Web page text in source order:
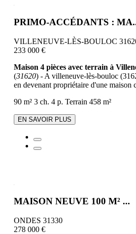
PRIMO-ACCÉDANTS :
VILLENEUVE-LÈS-BOULOC
233 000 €
Maison 4 pièces avec terrain à
(31620) - A villeneuve-lès-bouloc
en devenant propriétaire d'une maison
90 m² 3 ch. 4 p. Terrain 458 m²
EN SAVOIR PLUS
MAISON NEUVE 100 M² ...
ONDES 31330
278 000 €